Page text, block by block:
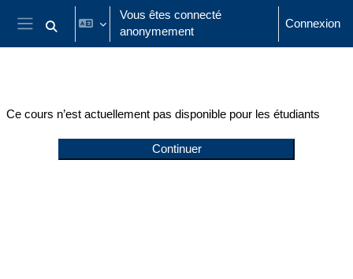
Passer au contenu principal
Panneau latéral
Activer/désactiver la saisie de recherche
Vous êtes connecté
anonymement
Connexion
Ce cours n’est actuellement pas disponible pour les étudiants
Continuer